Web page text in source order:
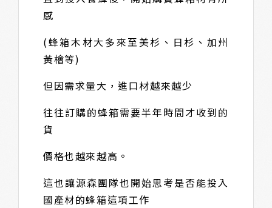
感
(蜂箱木材大多來至美杉、日杉、加州
黃檜等)
但因需求量大，進口材越來越少
往往訂購的蜂箱需要半年時間才收到的
貨
價格也越來越高。
這也讓源森團隊也開始思考是否能投入
國產材的蜂箱這項工作